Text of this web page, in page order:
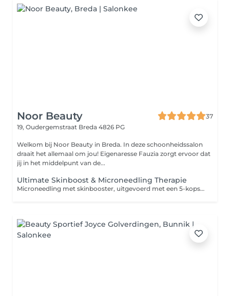
Noor Beauty
37
19, Oudergemstraat Breda 4826 PG
Welkom bij Noor Beauty in Breda. In deze schoonheidssalon
draait het allemaal om jou! Eigenaresse Fauzia zorgt ervoor dat
jij in het middelpunt van de...
Ultimate Skinboost & Microneedling Therapie
Microneedling met skinbooster, uitgevoerd met een 5-kops naald van 1,5 mm, is een geavanceerde huidverjongingsbehandeling die de natuurlijke regeneratie van de huid stimuleert. Tijdens de behandeling worden microkanaaltjes in de huid gecreëerd, waardoor een voedende en herstellende serum wordt toegediend. Deze krachtige mix hydrateert diep, verbetert de huidstructuur en zorgt voor een stralende, frisse uitstraling. De combinatie van microneedling en skinboosters werkt effectief tegen pigmentvlekken, fijne lijntjes en rimpels. Het zorgt voor een stevigere, gladdere huid met een egale teint en herstelt de huid van binnenuit voor langdurige resultaten. Perfect voor wie op zoek is naar een jeugdige, gezonde uitstraling!